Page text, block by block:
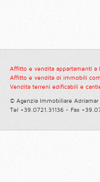
Affitto e vendita appartamenti a
Affitto e vendita di immobili
Vendita terreni edificabili e
© Agenzia Immobiliare Adriamar
Tel +39.0721.31136 - Fax